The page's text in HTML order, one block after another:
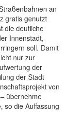
an
gratis genutzt
die deutliche
Innenstadt,
soll. Damit
nur zur
der
der Stadt
von
übernehme
so die Auffassung